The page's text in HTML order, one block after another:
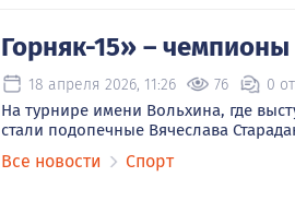
Горняк-15» –
18 апреля 2026, 11:26 76 0
На турнире имени Вольхина, где
стали подопечные Вячеслава
Все новости Спорт